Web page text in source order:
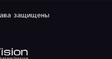
защищены